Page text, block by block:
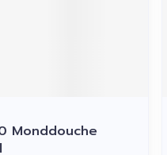
Monddouche